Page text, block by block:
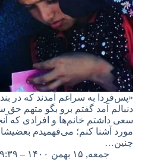
«پس‌فردا به سراغم آمدند که در
دنبالم آمد گفتم برو بگو متهم
سعی داشتم خانم‌ها و افرادی که
مورد آشنا کنم؛ می‌فهمیدم
چنین…
جمعه, ۱۵ بهمن ۱۴۰۰ – ۰۹:۳۹